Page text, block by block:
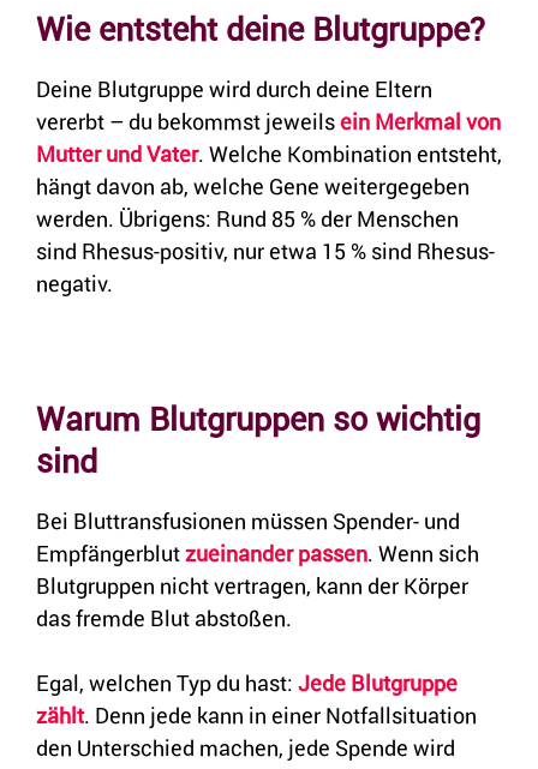
Wie entsteht deine Blutgruppe?
Deine Blutgruppe wird durch deine Eltern
vererbt – du bekommst jeweilsein Merkmal von
Mutter und Vater. Welche Kombination entsteht,
hängt davon ab, welche Gene weitergegeben
werden. Übrigens: Rund 85 % der Menschen
sind Rhesus-positiv, nur etwa 15 % sind Rhesus-
negativ.
Warum Blutgruppen so wichtig
sind
Bei Bluttransfusionen müssen Spender- und
Empfängerblutzueinander passen. Wenn sich
Blutgruppen nicht vertragen, kann der Körper
das fremde Blut abstoßen.
Egal, welchen Typ du hast: Jede Blutgruppe
zählt. Denn jede kann in einer Notfallsituation
den Unterschied machen, jede Spende wird